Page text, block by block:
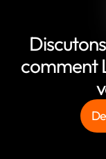
comment